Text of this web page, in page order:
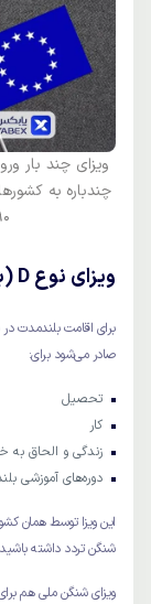
چندباره به
90 روز در هر
ویزای نوع D (بلندمدت / ملی)
برای اقامت بلندمدت در
صادر می‌شود برای:
تحصیل
کار
زندگی و الحاق به
دوره‌های آموزشی
این ویزا توسط همان
شنگن تردد داشته
ویزای شنگن ملی هم